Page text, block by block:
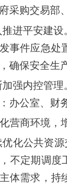
采购交易部
进平安建设
事件应急处
确保安全生
加强内控管理
办公室、财
营商环境，
优化公共资源
不定期调度
体需求，持